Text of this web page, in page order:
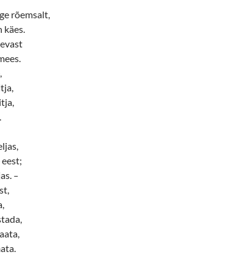
rõemsalt,
käes.
–